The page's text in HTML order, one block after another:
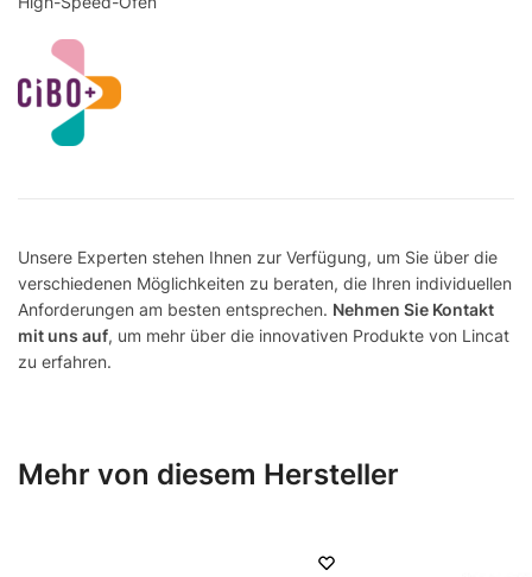
Unsere Experten stehen Ihnen zur Verfügung, um Sie über die
verschiedenen Möglichkeiten zu beraten, die Ihren individuellen
Anforderungen am besten entsprechen. Nehmen Sie Kontakt
mit uns auf, um mehr über die innovativen Produkte von Lincat
zu erfahren.
Mehr von diesem Hersteller